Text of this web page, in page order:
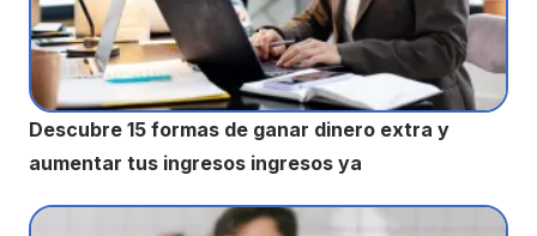
Descubre 15 formas de ganar dinero extra y
aumentar tus ingresos ingresos ya